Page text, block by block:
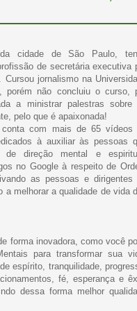
cidade de São Paulo,
de secretária executiva
Cursou jornalismo na
porém não concluiu o curso,
a ministrar palestras sobre
pelo que é apaixonada!
conta com mais de 65 vídeos
à auxiliar às pessoas
de direção mental e
no Google à respeito de
as pessoas e dirigentes
a melhorar a qualidade de vida
forma inovadora, como você
para transformar sua
espírito, tranquilidade,
fé, esperança e
dessa forma melhor